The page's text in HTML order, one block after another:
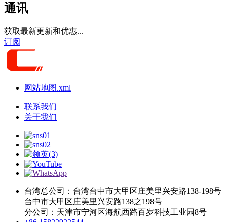
通讯
获取最新更新和优惠...
订阅
网站地图.xml
联系我们
关于我们
台湾总公司：台湾台中市大甲区庄美里兴安路138-198号
台中市大甲区庄美里兴安路138之198号
分公司：天津市宁河区海航西路百岁科技工业园8号